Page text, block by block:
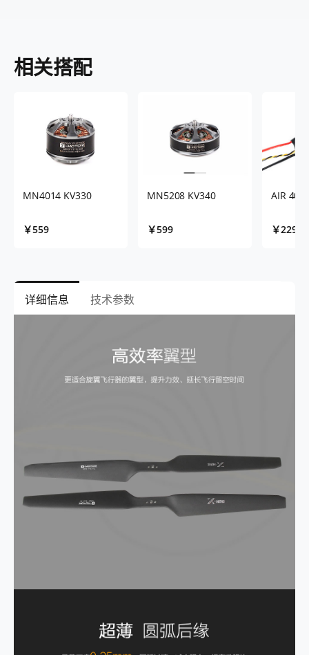
相关搭配
MN4014 KV330
￥559
MN5208 KV340
￥599
AIR 40A
￥229
详细信息 技术参数